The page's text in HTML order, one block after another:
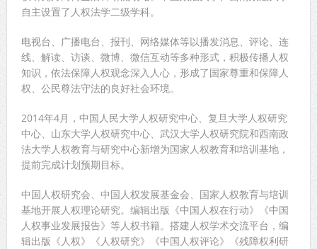
自主设置了人权法学二级学科。
电视台、广播电台、报刊、网络媒体等以播发消息、评论、连
线、解读、访谈、微博、微信互动等多种形式，积极传播人权
知识，依法保障人权观念深入人心，形成了国家尊重和保障人
权、公民尊法守法的良好社会环境。
2014年4月，中国人民大学人权研究中心、复旦大学人权研究
中心、山东大学人权研究中心、武汉大学人权研究院和西南政
法大学人权教育与研究中心新增为国家人权教育和培训基地，
提前完成计划预期目标。
中国人权研究会、中国人权发展基金会、国家人权教育与培训
基地开展人权理论研究。编辑出版《中国人权在行动》《中国
人权事业发展报告》等人权书籍。搭建人权学术交流平台，编
辑出版《人权》《人权研究》《中国人权评论》《残障权利研